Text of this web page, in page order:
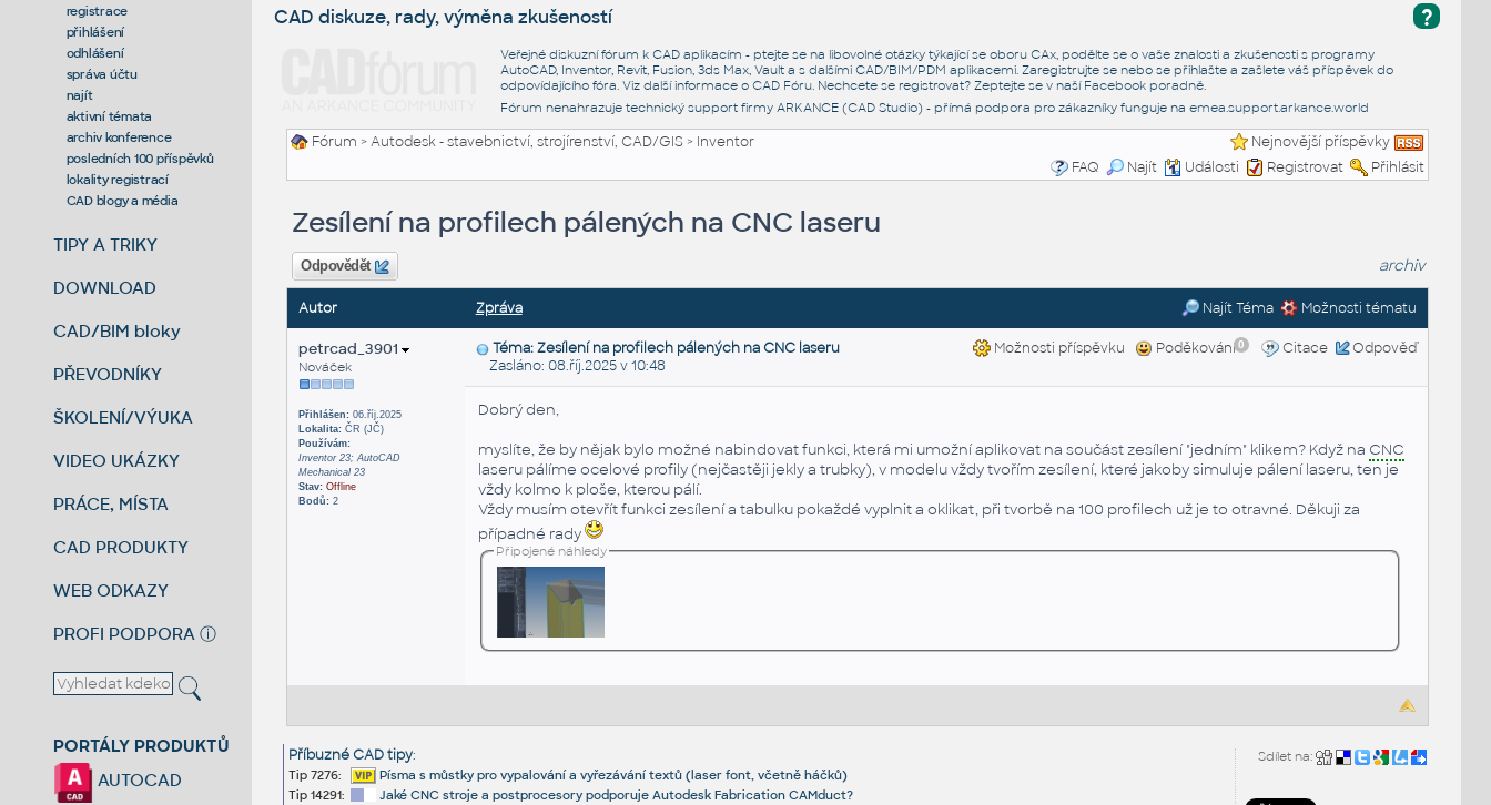
registrace
přihlášení
odhlášení
správa účtu
najít
aktivní témata
archiv konference
posledních 100 příspěvků
lokality registrací
CAD blogy a média
TIPY A TRIKY
DOWNLOAD
CAD/BIM bloky
PŘEVODNÍKY
ŠKOLENÍ/VÝUKA
VIDEO UKÁZKY
PRÁCE, MÍSTA
CAD PRODUKTY
WEB ODKAZY
PROFI PODPORA ⓘ
PORTÁLY PRODUKTŮ
AUTOCAD
?
CAD diskuze, rady, výměna zkušeností
Veřejné diskuzní fórum k CAD aplikacím - ptejte se na libovolné otázky týkající se oboru CAx, podělte se o vaše znalosti a zkušenosti s programy
AutoCAD, Inventor, Revit, Fusion, 3ds Max, Vault a s dalšími CAD/BIM/PDM aplikacemi. Zaregistrujte se nebo se přihlašte a zašlete váš příspěvek do
odpovídajícího fóra. Viz další informace o CAD Fóru. Nechcete se registrovat? Zeptejte se v naší Facebook poradně.
Fórum nenahrazuje technický support firmy ARKANCE (CAD Studio) - přímá podpora pro zákazníky funguje na emea.support.arkance.world
Fórum >Autodesk - stavebnictví, strojírenství, CAD/GIS> Inventor
Nejnovější příspěvky
FAQ
Najít Události Registrovat Přihlásit
Zesílení na profilech pálených na CNC laseru
Odpovědět archiv
Autor Zpráva Najít Téma Možnosti tématu
petrcad_3901
Nováček
Přihlášen:06.říj.2025
Lokalita:ČR (JČ)
Používám:
Inventor 23; AutoCAD
Mechanical 23
Stav: Offline
Bodů:2
Možnosti příspěvku Poděkování 0 Citace Odpověď
Téma: Zesílení na profilech pálených na CNC laseru
Zasláno: 08.říj.2025 v 10:48
Dobrý den,
myslíte, že by nějak bylo možné nabindovat funkci, která mi umožní aplikovat na součást zesílení "jedním" klikem? Když na CNC
laseru pálíme ocelové profily (nejčastěji jekly a trubky), v modelu vždy tvořím zesílení, které jakoby simuluje pálení laseru, ten je
vždy kolmo k ploše, kterou pálí.
Vždy musím otevřít funkci zesílení a tabulku pokaždé vyplnit a oklikat, při tvorbě na 100 profilech už je to otravné. Děkuji za
případné rady
Připojené náhledy
Sdílet na:
Příbuzné CAD tipy:
Tip 7276:
Písma s můstky pro vypalování a vyřezávání textů (laser font, včetně háčků)
Tip 14291:
Jaké CNC stroje a postprocesory podporuje Autodesk Fabrication CAMduct?